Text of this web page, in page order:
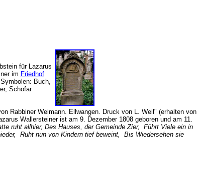
für Lazarus
im Friedhof
Buch,
Schofar
Rabbiner Weimann. Ellwangen. Druck von L. Weil" (erhalten von
Wallersteiner ist am 9. Dezember 1808 geboren und am 11.
ruht allhier, Des Hauses, der Gemeinde Zier, Führt Viele ein in
Ruht nun von Kindern tief beweint, Bis Wiedersehen sie